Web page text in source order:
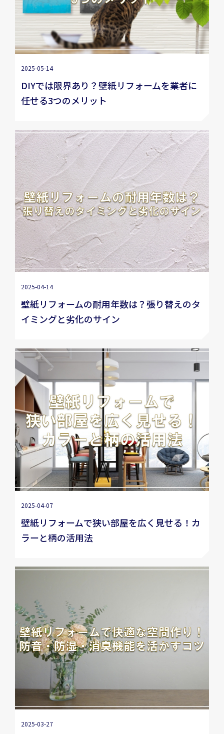
2025-05-14
DIYでは限界あり？壁紙リフォームを業者に
任せる3つのメリット
2025-04-14
壁紙リフォームの耐用年数は？張り替えのタ
イミングと劣化のサイン
2025-04-07
壁紙リフォームで狭い部屋を広く見せる！カ
ラーと柄の活用法
2025-03-27